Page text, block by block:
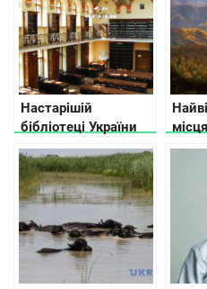
Настарішій
бібліотеці України
вже 410 років
де